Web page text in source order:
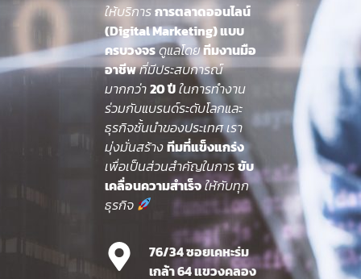
ให้บริการการตลาดออนไลน์
(Digital Marketing) แบบ
ครบวงจรดูแลโดยทีมงานมือ
อาชีพที่มีประสบการณ์
มากกว่า20 ปีในการทำงาน
ร่วมกับแบรนด์ระดับโลกและ
ธุรกิจชั้นนำของประเทศ เรา
มุ่งมั่นสร้างทีมที่แข็งแกร่ง
เพื่อเป็นส่วนสำคัญในการขับ
เคลื่อนความสำเร็จให้กับทุก
ธุรกิจ
76/34 ซอยเคหะร่ม
เกล้า 64 แขวงคลอง